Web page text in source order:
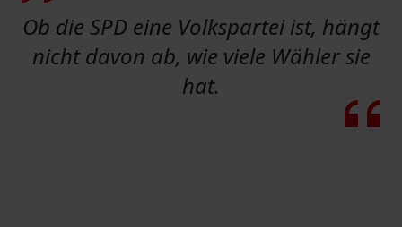
Ob die SPD eine Volkspartei ist, hängt
nicht davon ab, wie viele Wähler sie
hat.